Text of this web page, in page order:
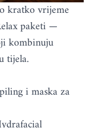
kratko vrijeme
paketi —
kombinuju
tijela.
i maska za